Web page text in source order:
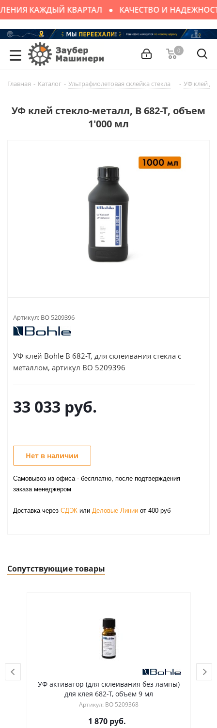
КАЖДЫЙ КВАРТАЛ КАЧЕСТВО И
0
Главная - Каталог - Ультрафиолетовая склейка стекла - УФ клей
УФ клей стекло-металл, B 682-T, объем
1'000 мл
Артикул: BO 5209396
УФ клей Bohle B 682-T, для склеивания стекла с
металлом, артикул BO 5209396
33 033 руб.
Нет в наличии
Самовывоз из офиса - бесплатно, после подтверждения
заказа менеджером
Доставка через СДЭК или Деловые Линии от 400 руб
Сопутствующие товары
склеивания без лампы)
УФ активатор (для
для клея 682-T,